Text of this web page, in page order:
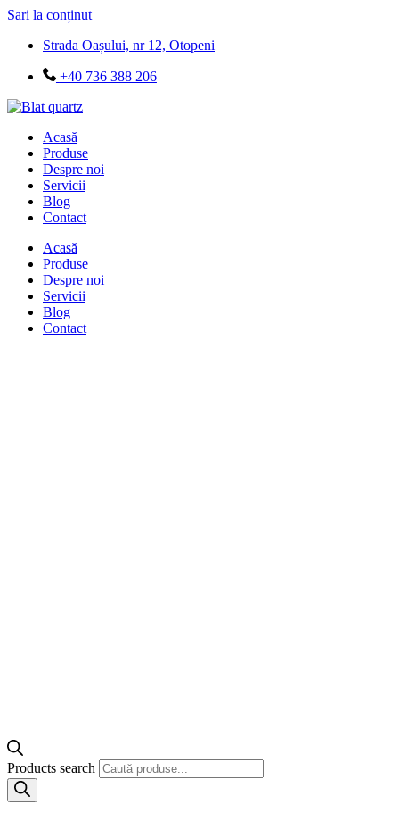
Sari la conținut
Strada Oașului, nr 12, Otopeni
+40 736 388 206
Acasă
Produse
Despre noi
Servicii
Blog
Contact
Acasă
Produse
Despre noi
Servicii
Blog
Contact
Products search